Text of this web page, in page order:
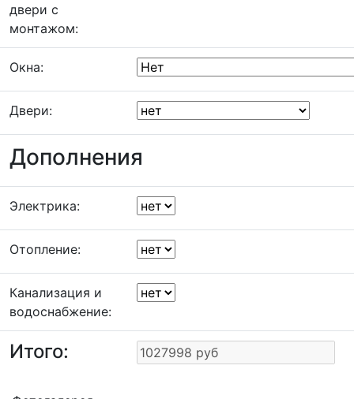
двери с
монтажом:
Окна:
Двери:
Дополнения
Электрика:
Отопление:
Канализация и
водоснабжение:
Итого: